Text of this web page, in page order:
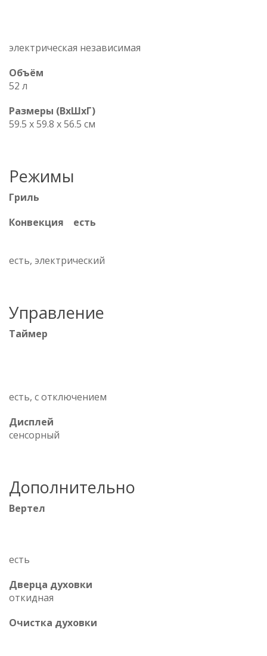
электрическая независимая
Объём
52 л
Размеры (ВхШхГ)
59.5 х 59.8 x 56.5 см
Режимы
Гриль
Конвекция есть
есть, электрический
Управление
Таймер
есть, с отключением
Дисплей
сенсорный
Дополнительно
Вертел
есть
Дверца духовки
откидная
Очистка духовки